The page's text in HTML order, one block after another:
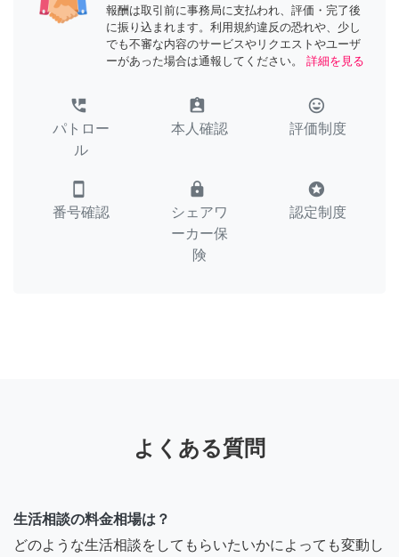
報酬は取引前に事務局に支払われ、評価・完了後
に振り込まれます。利用規約違反の恐れや、少し
でも不審な内容のサービスやリクエストやユーザ
ーがあった場合は通報してください。
詳細を見る
perm_phone_msg
パトロー
ル
assignment_ind
本人確認
tag_faces
評価制度
smartphone
番号確認
lock
シェアワ
ーカー保
険
stars
認定制度
よくある質問
生活相談の料金相場は？
どのような生活相談をしてもらいたいかによっても変動し